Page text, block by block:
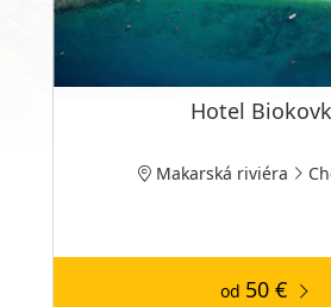
Hotel
Makarská riviéra
od 50 €